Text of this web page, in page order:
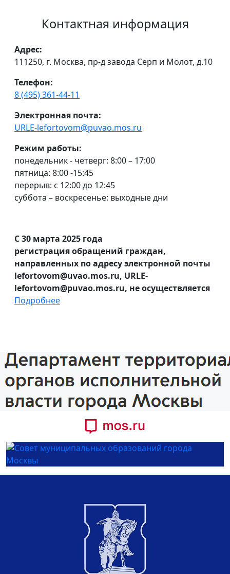
Контактная информация
Адрес:
111250, г. Москва, пр-д завода Серп и Молот, д.10
Телефон:
8 (495) 361-44-11
Электронная почта:
URLE-lefortovom@puvao.mos.ru
Режим работы:
понедельник - четверг: 8:00 – 17:00
пятница: 8:00 -15:45
перерыв: с 12:00 до 12:45
суббота – воскресенье: выходные дни
С 30 марта 2025 года
регистрация обращений граждан,
направленных по адресу электронной почты
lefortovom@uvao.mos.ru, URLE-
lefortovom@puvao.mos.ru, не осуществляется
Подробнее